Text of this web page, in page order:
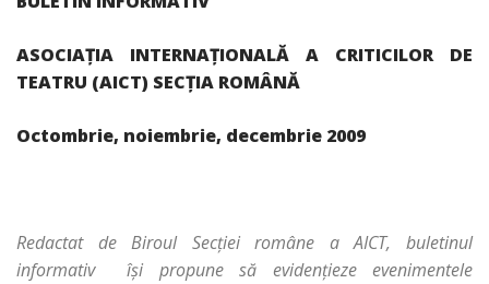
ASOCIAŢIA INTERNAŢIONALĂ A CRITICILOR DE
TEATRU (AICT) SECŢIA ROMÂNĂ
Octombrie, noiembrie, decembrie 2009
Redactat de Biroul Secţiei române a AICT, buletinul
informativ îşi propune să evidenţieze evenimentele